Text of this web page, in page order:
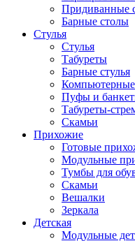
Придиванные
Барные столы
Стулья
Стулья
Табуреты
Барные стулья
Компьютерные
Пуфы и
Табуреты-
Скамьи
Прихожие
Готовые
Модульные
Тумбы для
Скамьи
Вешалки
Зеркала
Детская
Модульные